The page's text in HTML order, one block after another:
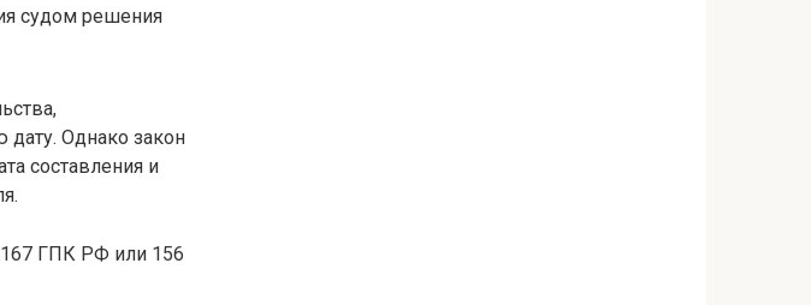
судом решения
дату. Однако закон
составления и
ГПК РФ или 156